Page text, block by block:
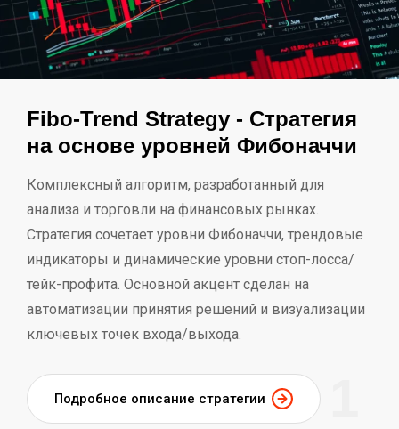
Fibo-Trend Strategy - Стратегия
на основе уровней Фибоначчи
Комплексный алгоритм, разработанный для
анализа и торговли на финансовых рынках.
Стратегия сочетает уровни Фибоначчи, трендовые
индикаторы и динамические уровни стоп-лосса/
тейк-профита. Основной акцент сделан на
автоматизации принятия решений и визуализации
ключевых точек входа/выхода.
Подробное описание стратегии